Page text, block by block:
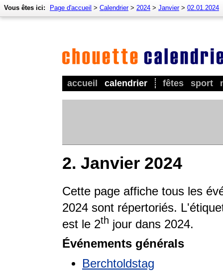
accueil calendrier fêtes sport
Vous êtes ici: Page d'accueil > Calendrier> 2024 > Janvier> 02.01.2024
2. Janvier 2024
Cette page affiche tous les
2024 sont répertoriés.
est le 2th jour dans 2024.
Événements générals
Berchtoldstag